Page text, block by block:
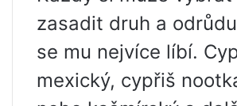
zasadit druh a
se mu nejvíce líbí.
mexický, cypřiš